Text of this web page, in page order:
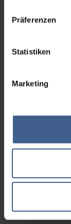
Präferenzen
Statistiken
Marketing